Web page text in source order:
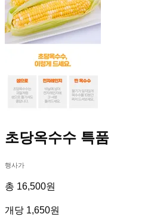
초당옥수수 특품
행사가
총 16,500원
개당 1,650원